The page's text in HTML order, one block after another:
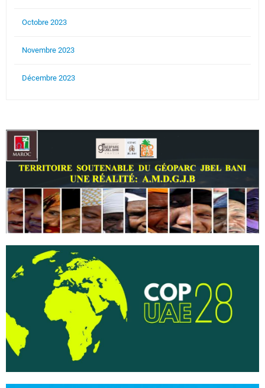
Octobre 2023
Novembre 2023
Décembre 2023